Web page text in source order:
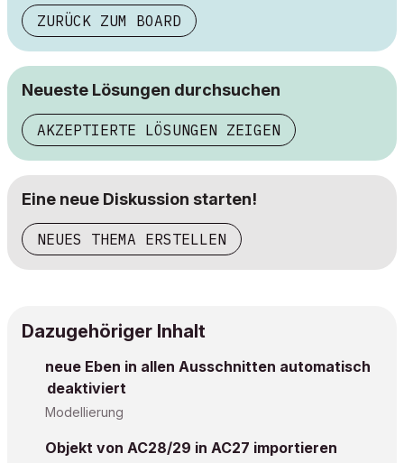
ZURÜCK ZUM BOARD
Neueste Lösungen durchsuchen
AKZEPTIERTE LÖSUNGEN ZEIGEN
Eine neue Diskussion starten!
NEUES THEMA ERSTELLEN
Dazugehöriger Inhalt
neue Eben in allen Ausschnitten automatisch
deaktiviert
Modellierung
Objekt von AC28/29 in AC27 importieren